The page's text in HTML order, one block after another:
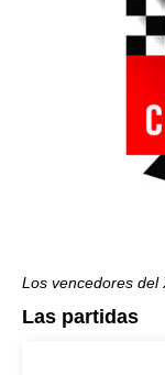
Los vencedores del
Las partidas